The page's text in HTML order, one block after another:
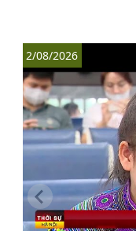
2/08/2026